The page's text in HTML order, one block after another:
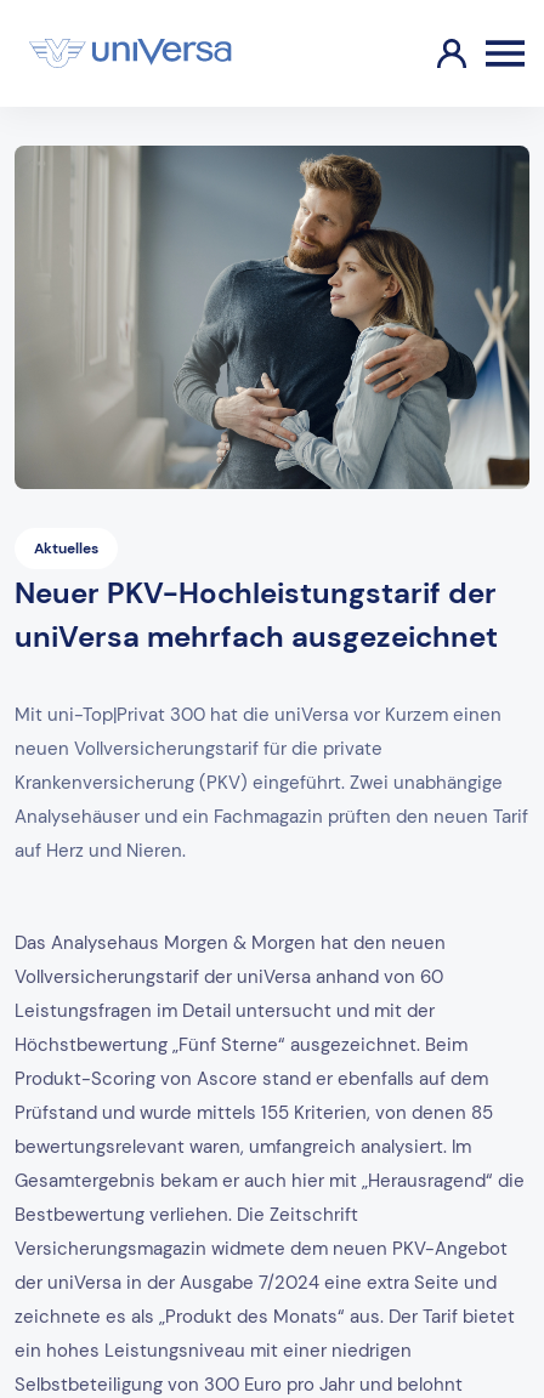
Aktuelles
Neuer PKV-Hochleistungstarif der
uniVersa mehrfach ausgezeichnet
Mit uni-Top|Privat 300 hat die uniVersa vor Kurzem einen
neuen Vollversicherungstarif für die private
Krankenversicherung (PKV) eingeführt. Zwei unabhängige
Analysehäuser und ein Fachmagazin prüften den neuen Tarif
auf Herz und Nieren.
Das Analysehaus Morgen & Morgen hat den neuen
Vollversicherungstarif der uniVersa anhand von 60
Leistungsfragen im Detail untersucht und mit der
Höchstbewertung „Fünf Sterne“ ausgezeichnet. Beim
Produkt-Scoring von Ascore stand er ebenfalls auf dem
Prüfstand und wurde mittels 155 Kriterien, von denen 85
bewertungsrelevant waren, umfangreich analysiert. Im
Gesamtergebnis bekam er auch hier mit „Herausragend“ die
Bestbewertung verliehen. Die Zeitschrift
Versicherungsmagazin widmete dem neuen PKV-Angebot
der uniVersa in der Ausgabe 7/2024 eine extra Seite und
zeichnete es als „Produkt des Monats“ aus. Der Tarif bietet
ein hohes Leistungsniveau mit einer niedrigen
Selbstbeteiligung von 300 Euro pro Jahr und belohnt